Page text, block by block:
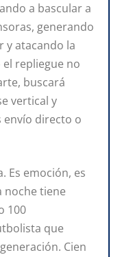
a bascular a
generando
y atacando la
repliegue no
buscará
vertical y
envío directo o
Es emoción, es
noche tiene
100
que
Cien